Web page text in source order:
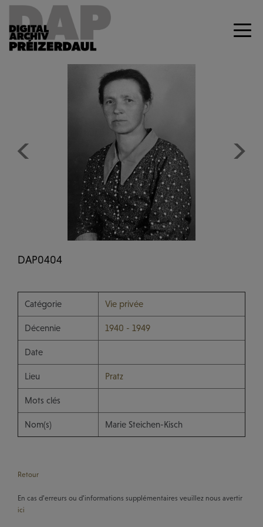
Previous Next
DAP0404
Catégorie Vie privée
Décennie 1940 - 1949
Date
Lieu Pratz
Mots clés
Nom(s) Marie Steichen-Kisch
Retour
En cas d’erreurs ou d’informations supplémentaires veuillez nous avertir
ici